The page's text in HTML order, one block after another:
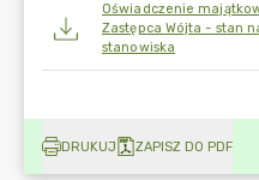
Oświadczenie
Zastępca Wójta - stan
stanowiska
DRUKUJ ZAPISZ DO PDF